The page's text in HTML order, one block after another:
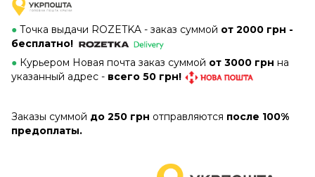
● Точка выдачи ROZETKA - заказ суммой от 2000 грн -
бесплатно!
● Курьером Новая почта заказ суммой от 3000 грн на
указанный адрес - всего 50 грн!
Заказы суммой до 250 грн отправляются после 100%
предоплаты.